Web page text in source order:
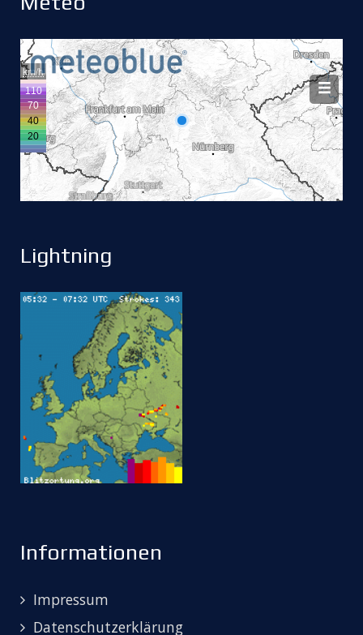
Lightning
Informationen
Impressum
Datenschutzerklärung